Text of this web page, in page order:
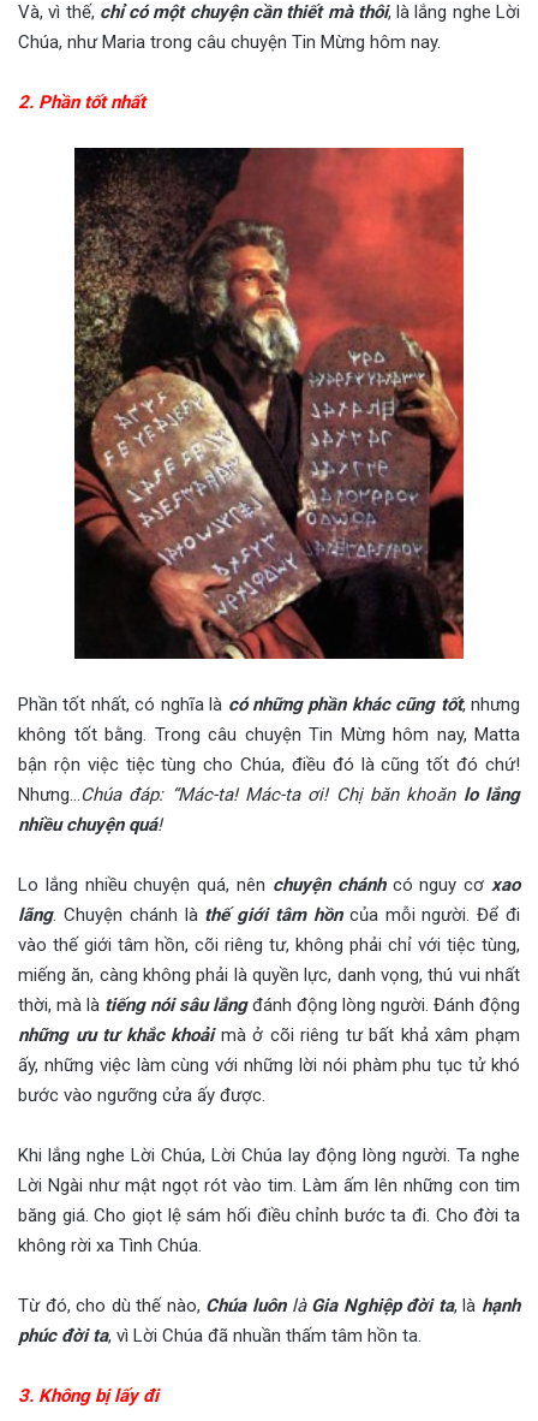
Và, vì thế, chỉ có một chuyện cần thiết mà thôi, là lắng nghe Lời
Chúa, như Maria trong câu chuyện Tin Mừng hôm nay.
2. Phần tốt nhất
Phần tốt nhất, có nghĩa là có những phần khác cũng tốt, nhưng
không tốt bằng. Trong câu chuyện Tin Mừng hôm nay, Matta
bận rộn việc tiệc tùng cho Chúa, điều đó là cũng tốt đó chứ!
Nhưng…Chúa đáp: “Mác-ta! Mác-ta ơi! Chị băn khoăn lo lắng
nhiều chuyện quá!
Lo lắng nhiều chuyện quá, nên chuyện chánhcó nguy cơxao
lãng. Chuyện chánh là thế giới tâm hồncủa mỗi người. Để đi
vào thế giới tâm hồn, cõi riêng tư, không phải chỉ với tiệc tùng,
miếng ăn, càng không phải là quyền lực, danh vọng, thú vui nhất
thời, mà là tiếng nói sâu lắngđánh động lòng người. Đánh động
những ưu tư khắc khoải mà ở cõi riêng tư bất khả xâm phạm
ấy, những việc làm cùng với những lời nói phàm phu tục tử khó
bước vào ngưỡng cửa ấy được.
Khi lắng nghe Lời Chúa, Lời Chúa lay động lòng người. Ta nghe
Lời Ngài như mật ngọt rót vào tim. Làm ấm lên những con tim
băng giá. Cho giọt lệ sám hối điều chỉnh bước ta đi. Cho đời ta
không rời xa Tình Chúa.
Từ đó, cho dù thế nào, Chúa luôn là Gia Nghiệp đời ta, làhạnh
phúc đời ta, vì Lời Chúa đã nhuần thấm tâm hồn ta.
3. Không bị lấy đi